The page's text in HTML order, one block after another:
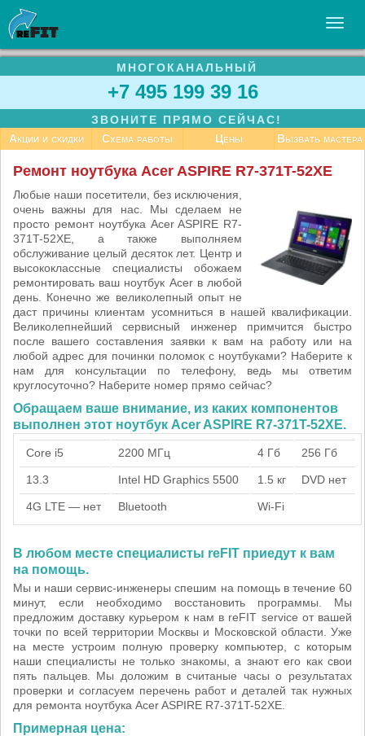
УСЛУГИ
БИЗНЕСУ
СТАТЬИ
КОНТАКТЫ
МНОГОКАНАЛЬНЫЙ
+7 495 199 39 16
ЗВОНИТЕ ПРЯМО СЕЙЧАС!
Акции и скидки
Схема работы Цены Вызвать мастера
Ремонт ноутбука Acer ASPIRE R7-371T-52XE
Любые наши посетители, без исключения,
очень важны для нас. Мы сделаем не
просто ремонт ноутбука Acer ASPIRE R7-
371T-52XE, а также выполняем
обслуживание целый десяток лет. Центр и
высококлассные специалисты обожаем
ремонтировать ваш ноутбук Acer в любой
день. Конечно же великолепный опыт не
даст причины клиентам усомниться в нашей квалификации.
Великолепнейший сервисный инженер примчится быстро
после вашего составления заявки к вам на работу или на
любой адрес для починки поломок с ноутбуками? Наберите к
нам для консультации по телефону, ведь мы ответим
круглосуточно? Наберите номер прямо сейчас?
Обращаем ваше внимание, из каких компонентов
выполнен этот ноутбук Acer ASPIRE R7-371T-52XE.
Core i5 2200 МГц 4 Гб 256 Гб
13.3 Intel HD Graphics 5500 1.5 кг DVD нет
4G LTE — нет Bluetooth Wi-Fi
В любом месте специалисты reFIT приедут к вам
на помощь.
Мы и наши сервис-инженеры спешим на помощь в течение 60
минут, если необходимо восстановить программы. Мы
предложим доставку курьером к нам в reFIT service от вашей
точки по всей территории Москвы и Московской области. Уже
на месте устроим полную проверку компьютер, с которым
наши специалисты не только знакомы, а знают его как свои
пять пальцев. Мы доложим в считаные часы о результатах
проверки и согласуем перечень работ и деталей так нужных
для ремонта ноутбука Acer ASPIRE R7-371T-52XE.
Примерная цена: